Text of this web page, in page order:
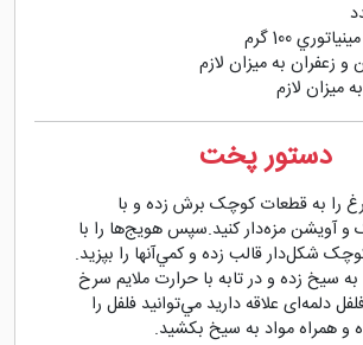
100 گرم
زعفران به میزان لازم
میزان لازم
دستور پخت
را به قطعات کوچک برش زده و با
و آویشن مزه‌دار كنيد.سپس هویج‌‌ها را با
شکل‌دار قالب زده و کمي‌آنها را بپزيد.
به سیخ زده و در تابه با حرارت ملایم سرخ
دلمه‌ای علاقه دارید مي‌توانيد فلفل را
و همراه مواد به سیخ بکشید.